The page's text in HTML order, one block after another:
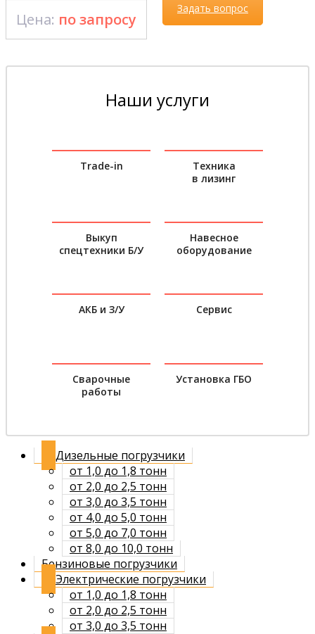
Цена: по запросу
Задать вопрос
Наши услуги
Trade-in
Техника
в лизинг
Выкуп
спецтехники Б/У
Навесное
оборудование
АКБ и З/У Сервис
Сварочные
работы
Установка ГБО
Дизельные погрузчики
от 1,0 до 1,8 тонн
от 2,0 до 2,5 тонн
от 3,0 до 3,5 тонн
от 4,0 до 5,0 тонн
от 5,0 до 7,0 тонн
от 8,0 до 10,0 тонн
Бензиновые погрузчики
Электрические погрузчики
от 1,0 до 1,8 тонн
от 2,0 до 2,5 тонн
от 3,0 до 3,5 тонн